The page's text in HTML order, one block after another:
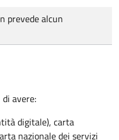
prevede alcun
avere:
digitale), carta
nazionale dei servizi